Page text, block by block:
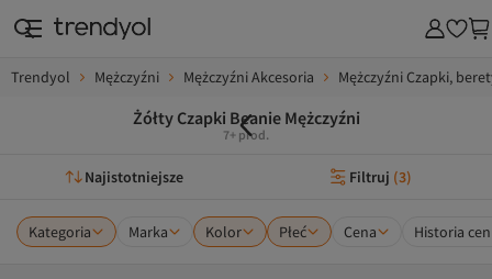
Trendyol Mężczyźni Mężczyźni Akcesoria Mężczyźni Czapki,
Żółty Czapki Beanie Mężczyźni
7+ prod.
Najistotniejsze Filtruj (3)
Kategoria Marka Kolor Płeć Cena Historia cen